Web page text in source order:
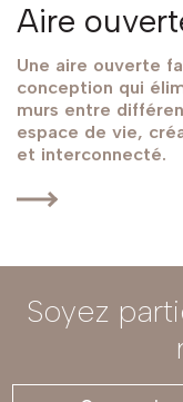
Aire
Une aire ouverte
conception qui
murs entre
espace de vie,
et interconnecté.
Soyez